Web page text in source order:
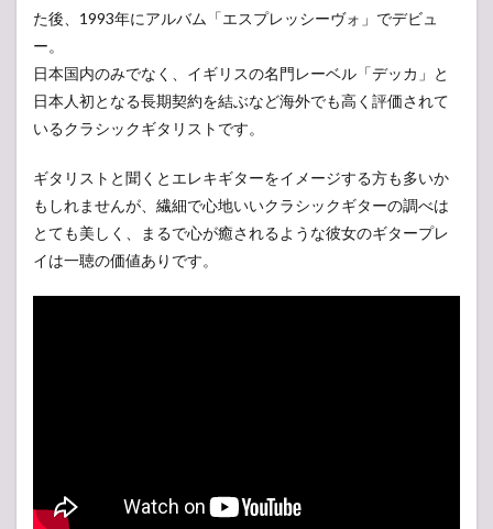
た後、1993年にアルバム「エスプレッシーヴォ」でデビュ
ー。
日本国内のみでなく、イギリスの名門レーベル「デッカ」と
日本人初となる長期契約を結ぶなど海外でも高く評価されて
いるクラシックギタリストです。
ギタリストと聞くとエレキギターをイメージする方も多いか
もしれませんが、繊細で心地いいクラシックギターの調べは
とても美しく、まるで心が癒されるような彼女のギタープレ
イは一聴の価値ありです。